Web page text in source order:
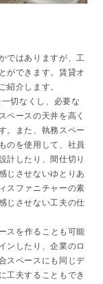
ではありますが、工
ができます。賃貸オ
紹介します。
切なくし、必要な
ペースの天井を高く
。また、執務スペー
のを使用して、社員
計したり、間仕切り
じさせないゆとりあ
スファニチャーの素
じさせない工夫の仕
スを作ることも可能
ンしたり、企業のロ
スペースにも同じデ
工夫することもでき